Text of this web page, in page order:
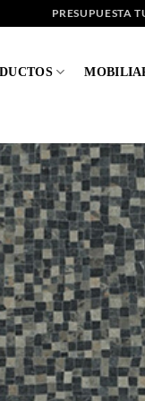
PRESUPUESTA